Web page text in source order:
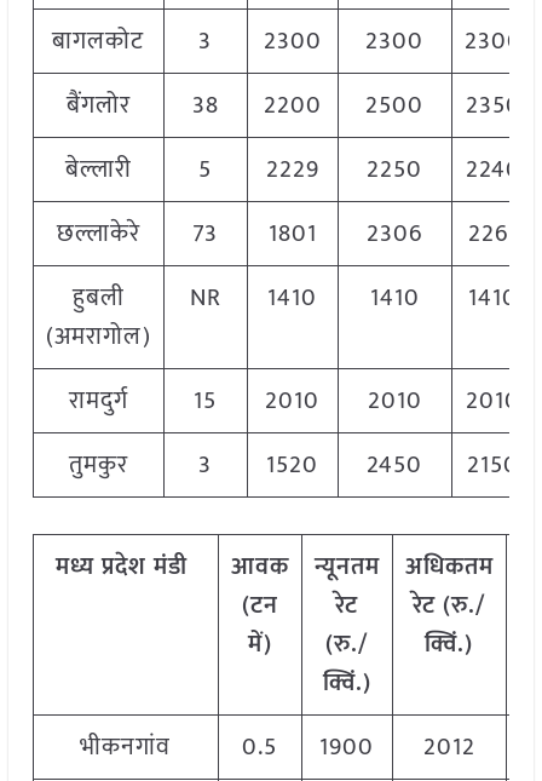
बागलकोट
3 2300 2300
2300
बैंगलोर
38 2200 2500
2350
बेल्लारी
5 2229 2250
2240
छल्लाकेरे
73 1801 2306
2261
हुबली
(अमरागोल)
NR 1410 1410 1410
रामदुर्ग 15 2010 2010
2010
तुमकुर
3 1520 2450 2150
मध्यप्रदेश मंडी
आवक
(टन
में)
न्यूनतम
रेट
(रु./
क्विं.)
अधिकतम
रेट (रु./
क्विं.)
भीकनगांव
0.5 1900 2012